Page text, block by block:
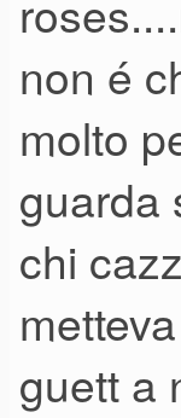
non é
molto
guarda
chi
guett a